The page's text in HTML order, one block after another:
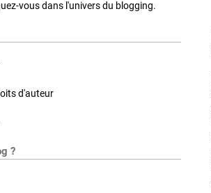
vous dans l'univers du blogging.
d'auteur
?